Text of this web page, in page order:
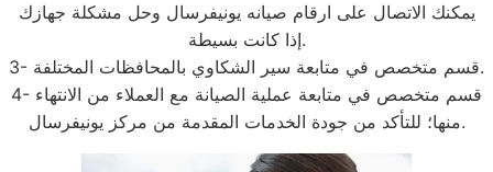
يمكنك الاتصال على ارقام صيانه يونيفرسال وحل مشكلة جهازك
إذا كانت بسيطة.
3- قسم متخصص في متابعة سير الشكاوي بالمحافظات المختلفة.
4- قسم متخصص في متابعة عملية الصيانة مع العملاء من الانتهاء
منها؛ للتأكد من جودة الخدمات المقدمة من مركز يونيفرسال.